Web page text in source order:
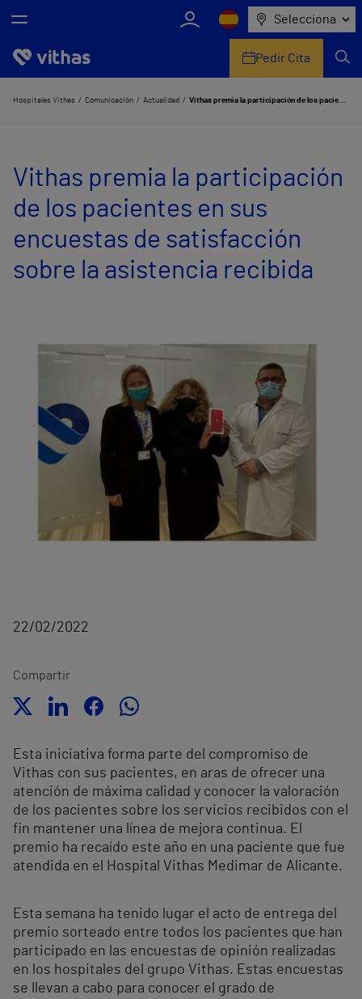
Selecciona
Nosotros
Servicios de salud
Equipo médico y asistencial
Pedir Cita
Hospitales Vithas Comunicación Actualidad Vithas premia la participación de los pacientes en sus encuestas de satisfacción sobre la asistencia recibida
Vithas premia la participación
de los pacientes en sus
encuestas de satisfacción
sobre la asistencia recibida
22/02/2022
Compartir
Esta iniciativa forma parte del compromiso de
Vithas con sus pacientes, en aras de ofrecer una
atención de máxima calidad y conocer la valoración
de los pacientes sobre los servicios recibidos con el
fin mantener una línea de mejora continua. El
premio ha recaído este año en una paciente que fue
atendida en el Hospital Vithas Medimar de Alicante.
Esta semana ha tenido lugar el acto de entrega del
premio sorteado entre todos los pacientes que han
participado en las encuestas de opinión realizadas
en los hospitales del grupo Vithas. Estas encuestas
se llevan a cabo para conocer el grado de